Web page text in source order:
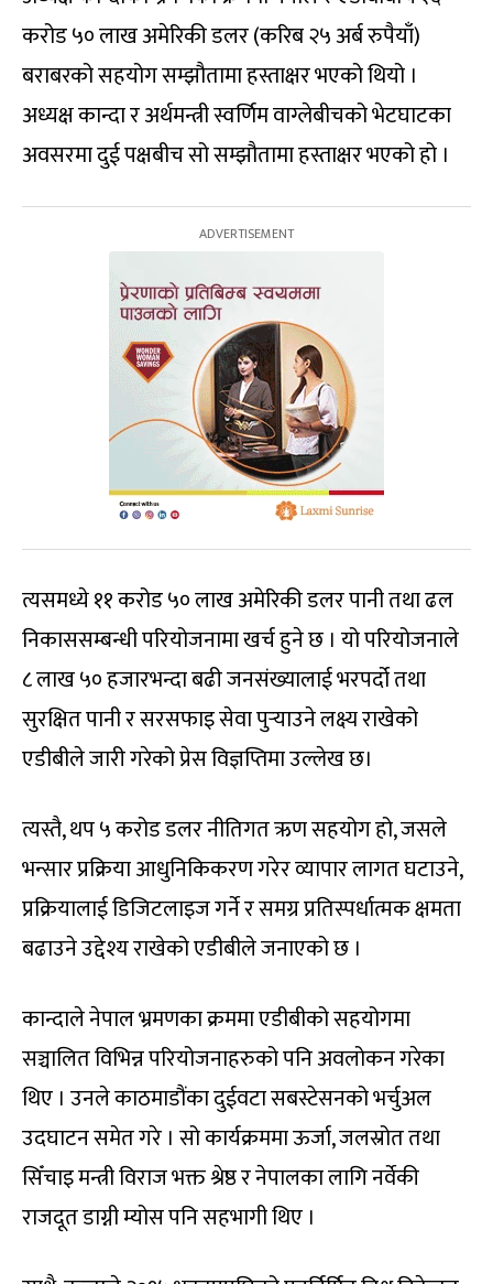
करोड ५० लाख अमेरिकी डलर (करिब २५ अर्ब रुपैयाँ)
बराबरको सहयोग सम्झौतामा हस्ताक्षर भएको थियो ।
अध्यक्ष कान्दा र अर्थमन्त्री स्वर्णिम वाग्लेबीचको भेटघाटका
अवसरमा दुई पक्षबीच सो सम्झौतामा हस्ताक्षर भएको हो ।
त्यसमध्ये ११ करोड ५० लाख अमेरिकी डलर पानी तथा ढल
निकाससम्बन्धी परियोजनामा खर्च हुने छ । यो परियोजनाले
८ लाख ५० हजारभन्दा बढी जनसंख्यालाई भरपर्दो तथा
सुरक्षित पानी र सरसफाइ सेवा पुर्‍याउने लक्ष्य राखेको
एडीबीले जारी गरेको प्रेस विज्ञप्तिमा उल्लेख छ।
त्यस्तै, थप ५ करोड डलर नीतिगत ऋण सहयोग हो, जसले
भन्सार प्रक्रिया आधुनिकिकरण गरेर व्यापार लागत घटाउने,
प्रक्रियालाई डिजिटलाइज गर्ने र समग्र प्रतिस्पर्धात्मक क्षमता
बढाउने उद्देश्य राखेको एडीबीले जनाएको छ ।
कान्दाले नेपाल भ्रमणका क्रममा एडीबीको सहयोगमा
सञ्चालित विभिन्न परियोजनाहरुको पनि अवलोकन गरेका
थिए । उनले काठमाडौंका दुईवटा सबस्टेसनको भर्चुअल
उदघाटन समेत गरे । सो कार्यक्रममा ऊर्जा, जलस्रोत तथा
सिँचाइ मन्त्री विराज भक्त श्रेष्ठ र नेपालका लागि नर्वेकी
राजदूत डाग्नी म्योस पनि सहभागी थिए ।